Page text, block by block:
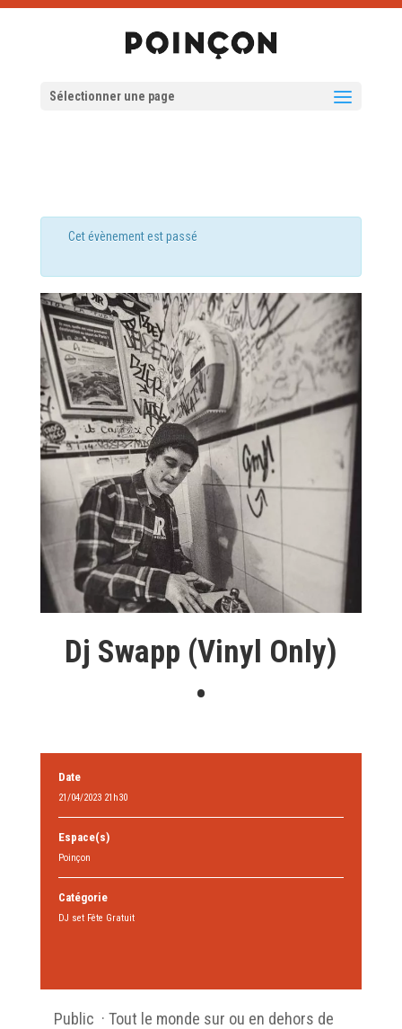
Sélectionner une page
Cet évènement est passé
Dj Swapp (Vinyl Only)
•
Date
21/04/2023 21h30
Espace(s)
Poinçon
Catégorie
DJ set Fête Gratuit
Public · Tout le monde sur ou en dehors de